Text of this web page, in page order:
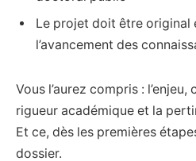
Le projet doit être original
l’avancement des
Vous l’aurez compris : l’enjeu,
rigueur académique et la
Et ce, dès les premières
dossier.